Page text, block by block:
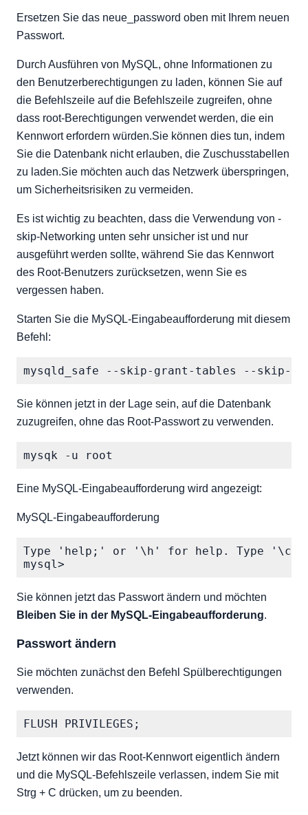
Ersetzen Sie das neue_password oben mit Ihrem neuen
Passwort.
Durch Ausführen von MySQL, ohne Informationen zu
den Benutzerberechtigungen zu laden, können Sie auf
die Befehlszeile auf die Befehlszeile zugreifen, ohne
dass root-Berechtigungen verwendet werden, die ein
Kennwort erfordern würden.Sie können dies tun, indem
Sie die Datenbank nicht erlauben, die Zuschusstabellen
zu laden.Sie möchten auch das Netzwerk überspringen,
um Sicherheitsrisiken zu vermeiden.
Es ist wichtig zu beachten, dass die Verwendung von -
skip-Networking unten sehr unsicher ist und nur
ausgeführt werden sollte, während Sie das Kennwort
des Root-Benutzers zurücksetzen, wenn Sie es
vergessen haben.
Starten Sie die MySQL-Eingabeaufforderung mit diesem
Befehl:
Sie können jetzt in der Lage sein, auf die Datenbank
zuzugreifen, ohne das Root-Passwort zu verwenden.
Eine MySQL-Eingabeaufforderung wird angezeigt:
MySQL-Eingabeaufforderung
Type 'help;' or '\h' for help. Type '\c'
Sie können jetzt das Passwort ändern und möchten
Bleiben Sie in der MySQL-Eingabeaufforderung.
Passwort ändern
Sie möchten zunächst den Befehl Spülberechtigungen
verwenden.
Jetzt können wir das Root-Kennwort eigentlich ändern
und die MySQL-Befehlszeile verlassen, indem Sie mit
Strg + C drücken, um zu beenden.